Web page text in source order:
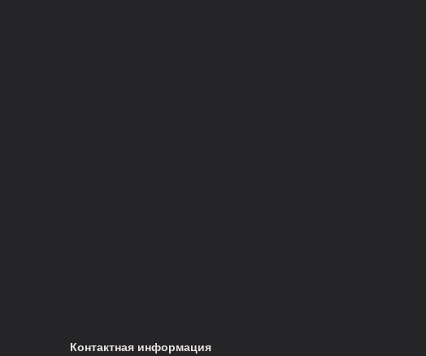
Контактная информация